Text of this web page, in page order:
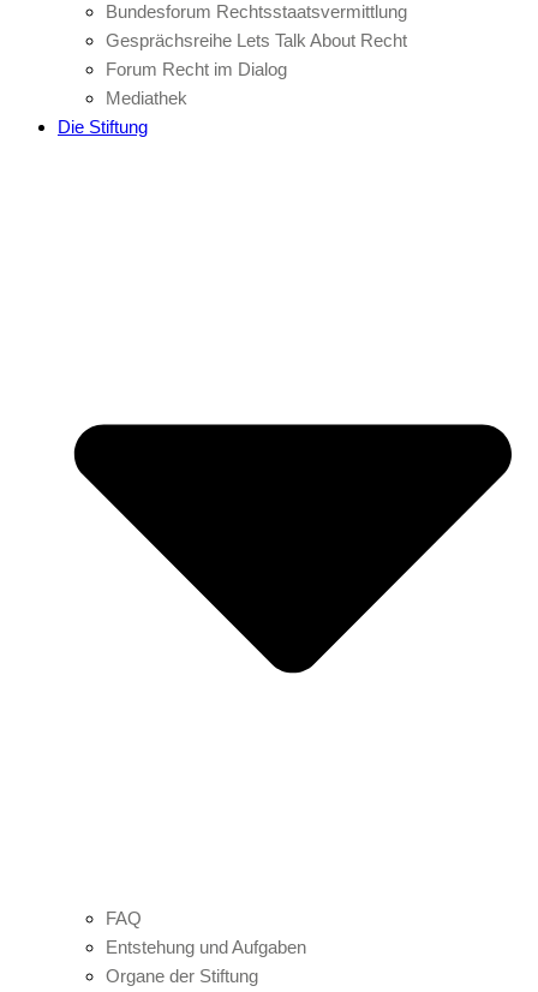
Bundesforum Rechtsstaatsvermittlung
Gesprächsreihe Lets Talk About Recht
Forum Recht im Dialog
Mediathek
Die Stiftung
FAQ
Entstehung und Aufgaben
Organe der Stiftung